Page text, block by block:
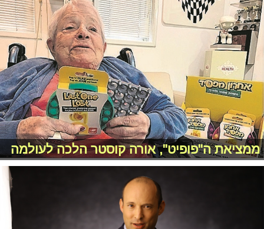
ממציאת ה"פופיט", אורה קוסטר הלכה לעולמה